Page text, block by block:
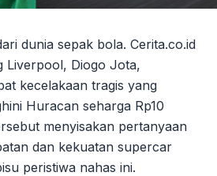
dunia sepak bola. Cerita.co.id
Liverpool, Diogo Jota,
kecelakaan tragis yang
Huracan seharga Rp10
menyisakan pertanyaan
dan kekuatan supercar
peristiwa nahas ini.